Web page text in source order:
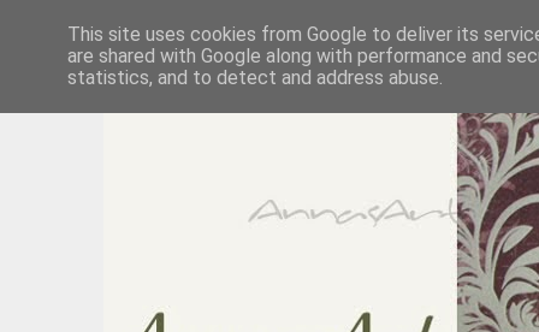
This site uses cookies from Google to deliver its
are shared with Google along with performance and
statistics, and to detect and address abuse.